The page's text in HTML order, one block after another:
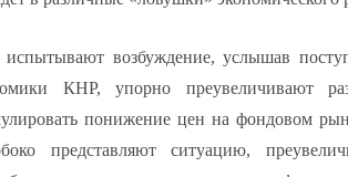
возбуждение, услышав
КНР, упорно преувеличивают
понижение цен на фондовом
представляют ситуацию,